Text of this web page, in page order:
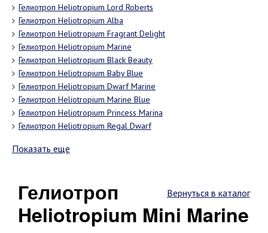
Гелиотроп Heliotropium Lord Roberts
Гелиотроп Heliotropium Alba
Гелиотроп Heliotropium Fragrant Delight
Гелиотроп Heliotropium Marine
Гелиотроп Heliotropium Black Beauty
Гелиотроп Heliotropium Вaby Blue
Гелиотроп Heliotropium Dwarf Marine
Гелиотроп Heliotropium Marine Blue
Гелиотроп Heliotropium Princess Marina
Гелиотроп Heliotropium Regal Dwarf
Показать еще
Вернуться в каталог
Гелиотроп
Heliotropium Mini Marine